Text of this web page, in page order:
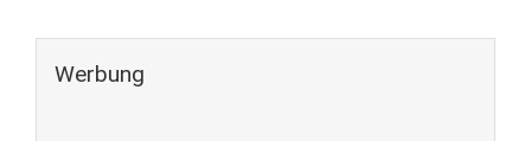
Werbung